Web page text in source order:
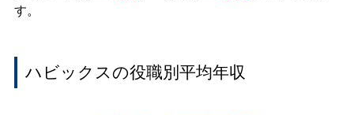
す。
ハビックスの役職別平均年収